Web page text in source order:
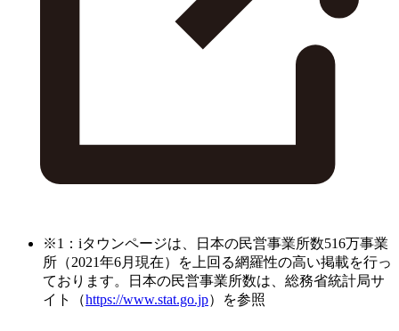
※1：iタウンページは、日本の民営事業所数516万事業
所（2021年6月現在）を上回る網羅性の高い掲載を行っ
ております。日本の民営事業所数は、総務省統計局サ
イト（https://www.stat.go.jp）を参照